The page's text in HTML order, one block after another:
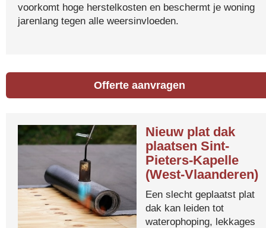
voorkomt hoge herstelkosten en beschermt je woning
jarenlang tegen alle weersinvloeden.
Offerte aanvragen
Nieuw plat dak
plaatsen Sint-
Pieters-Kapelle
(West-Vlaanderen)
Een slecht geplaatst plat
dak kan leiden tot
waterophoping, lekkages